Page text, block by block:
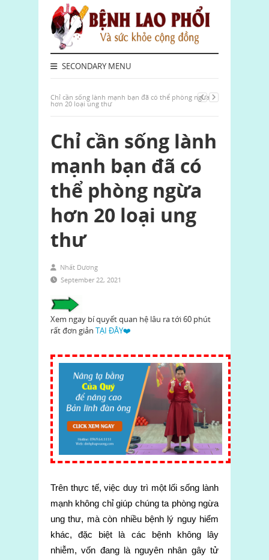
SECONDARY MENU
Chỉ cần sống lành mạnh bạn đã có thể phòng ngừa
hơn 20 loại ung thư
Chỉ cần sống lành
mạnh bạn đã có
thể phòng ngừa
hơn 20 loại ung
thư
Nhất Dương
September 22, 2021
Xem ngay bí quyết quan hệ lâu ra tới 60 phút
rất đơn giản TẠI ĐÂY❤️
Trên thực tế, việc duy trì một lối sống lành
mạnh không chỉ giúp chúng ta phòng ngừa
ung thư, mà còn nhiều bệnh lý nguy hiểm
khác, đặc biệt là các bệnh không lây
nhiễm, vốn đang là nguyên nhân gây tử